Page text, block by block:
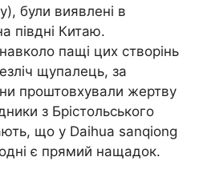
були виявлені в
півдні Китаю.
пащі цих створінь
щупалець, за
проштовхували жертву
з Брістольського
що у Daihua sanqiong
є прямий нащадок.